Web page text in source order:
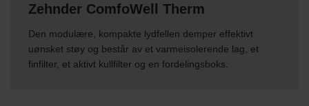
Zehnder ComfoWell Therm
Den modulære, kompakte lydfellen demper effektivt
uønsket støy og består av et varmeisolerende lag, et
finfilter, et aktivt kullfilter og en fordelingsboks.